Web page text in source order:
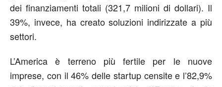
dei finanziamenti totali (321,7 milioni di dollari). Il
39%, invece, ha creato soluzioni indirizzate a più
settori.
L’America è terreno più fertile per le nuove
imprese, con il 46% delle startup censite e l’82,9%